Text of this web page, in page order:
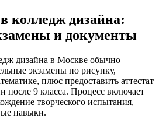
колледж дизайна:
и документы
дизайна в Москве обычно
экзамены по рисунку,
плюс предоставить аттестат
после 9 класса. Процесс включает
творческого испытания,
навыки.